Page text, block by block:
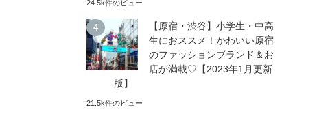
24.5k件のビュー
【原宿・渋谷】小学生・中高
生におススメ！かわいい原宿
のファッションブランド＆お
店が満載♡【2023年1月更新
版】
21.5k件のビュー